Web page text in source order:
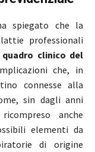
spiegato che la
professionali
clinico del
che, in
connesse alla
sin dagli anni
anche
elementi da
di origine